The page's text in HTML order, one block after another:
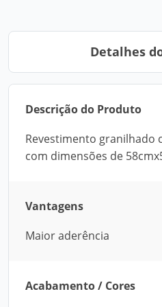
Detalhes
Descrição do Produto
Revestimento granilhado
com dimensões de
Vantagens
Maior aderência
Acabamento / Cores